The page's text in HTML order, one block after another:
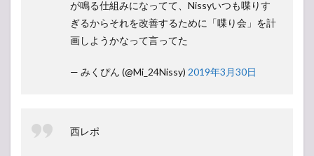
が鳴る仕組みになってて、Nissyいつも喋りす
ぎるからそれを改善するために「喋り会」を計
画しようかなって言ってた
— みくぴん (@Mi_24Nissy) 2019年3月30日
西レポ